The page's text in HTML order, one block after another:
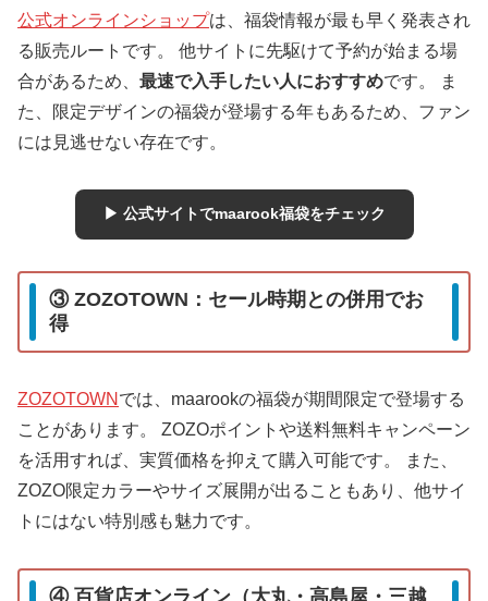
公式オンラインショップは、福袋情報が最も早く発表され
る販売ルートです。 他サイトに先駆けて予約が始まる場
合があるため、 最速で入手したい人におすすめです。 ま
た、限定デザインの福袋が登場する年もあるため、ファン
には見逃せない存在です。
▶ 公式サイトでmaarook福袋をチェック
③ ZOZOTOWN：セール時期との併用でお
得
ZOZOTOWN では、maarookの福袋が期間限定で登場する
ことがあります。 ZOZOポイントや送料無料キャンペーン
を活用すれば、実質価格を抑えて購入可能です。 また、
ZOZO限定カラーやサイズ展開が出ることもあり、他サイ
トにはない特別感も魅力です。